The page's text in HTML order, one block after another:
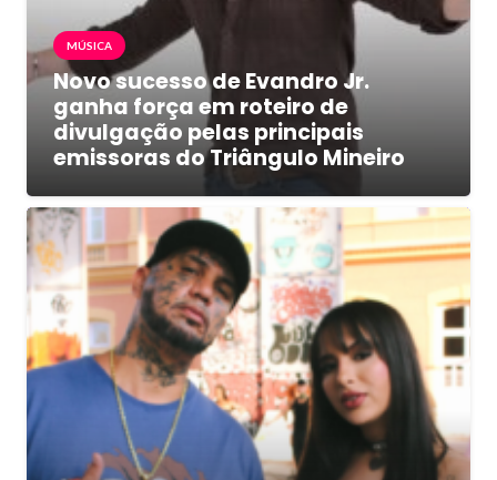
MÚSICA
Novo sucesso de Evandro Jr.
ganha força em roteiro de
divulgação pelas principais
emissoras do Triângulo Mineiro